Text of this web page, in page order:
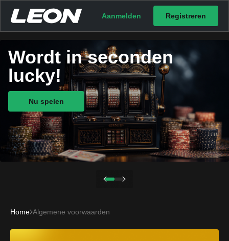
Aanmelden Registreren
Wordt in seconden
lucky!
Nu spelen
Home Algemene voorwaarden